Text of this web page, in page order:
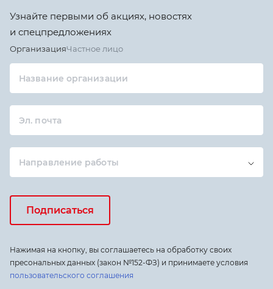
Узнайте первыми об акциях, новостях
и спецпредложениях
ОрганизацияЧастное лицо
Название организации
Эл. почта
Направление работы
Подписаться
Нажимая на кнопку, вы соглашаетесь на обработку своих
пресональных данных (закон №152-ФЗ) и принимаете условия
пользовательского соглашения